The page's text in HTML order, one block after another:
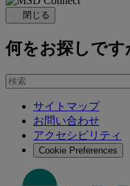
閉じる
何をお探しです
を
サイトマップ
お問い合わせ
アクセシビリティ
Cookie Preferences